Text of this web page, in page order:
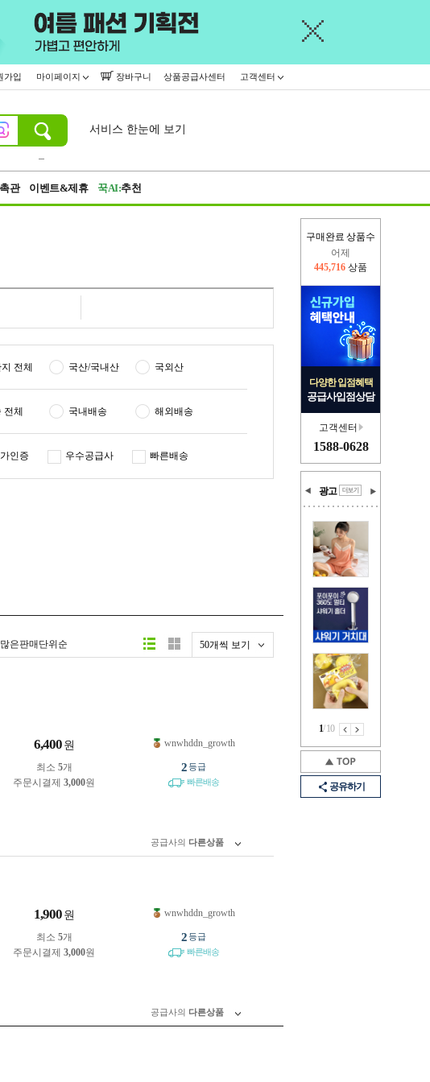
가입 마이페이지 장바구니 상품공급사센터 고객센터
서비스 한눈에 보기
관 이벤트&제휴 꾹AI:추천
구매완료 상품수
어제
445,716 상품
다양한 입점혜택
공급사입점상담
고객센터
1588-0628
광고
1/10
공유하기
전체 국산/국내산 국외산
전체 국내배송 해외배송
인증 우수공급사 빠른배송
많은판매단위순 50개씩 보기
6,400 원
최소 5개
주문시결제 3,000원
wnwhddn_growth
2등급
빠른배송
공급사의 다른상품
1,900 원
최소 5개
주문시결제 3,000원
wnwhddn_growth
2등급
빠른배송
공급사의 다른상품